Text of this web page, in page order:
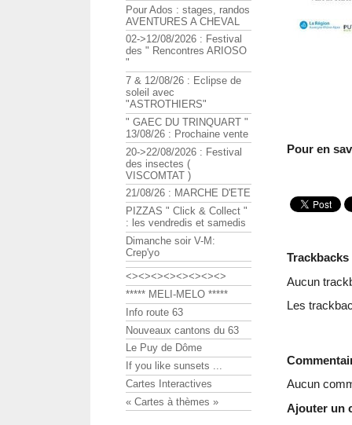
Pour en
Trackbacks
Aucun
Les
Aucun
Ajouter un
Pour Ados : stages, randos
AVENTURES A CHEVAL
02->12/08/2026 : Festival
des " Rencontres ARIOSO
"
7 & 12/08/26 : Eclipse de
soleil avec
"ASTROTHIERS"
" GAEC DU TRINQUART "
13/08/26 : Prochaine vente
20->22/08/2026 : Festival
des insectes (
VISCOMTAT )
21/08/26 : MARCHE D'ETE
PIZZAS " Click & Collect "
: les vendredis et samedis
Dimanche soir V-M:
Crep'yo
<><><><><><><><>
***** MELI-MELO *****
Info route 63
Nouveaux cantons du 63
Le Puy de Dôme
If you like sunsets ...
Cartes Interactives
« Cartes à thèmes »